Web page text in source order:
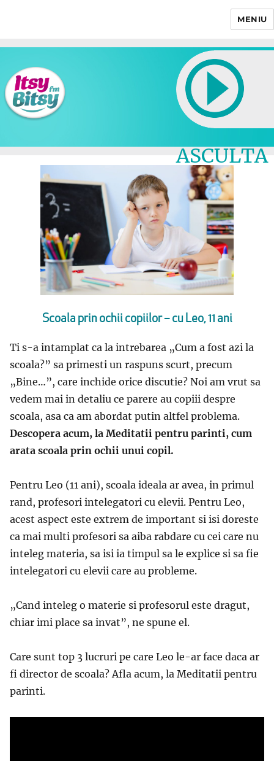
MENIU
ASCULTA
LIVE
Scoala prin ochii copiilor – cu Leo, 11 ani
Ti s-a intamplat ca la intrebarea „Cum a fost azi la
scoala?” sa primesti un raspuns scurt, precum
„Bine…”, care inchide orice discutie? Noi am vrut sa
vedem mai in detaliu ce parere au copiii despre
scoala, asa ca am abordat putin altfel problema.
Descopera acum, la Meditatii pentru parinti, cum
arata scoala prin ochii unui copil.
Pentru Leo (11 ani), scoala ideala ar avea, in primul
rand, profesori intelegatori cu elevii. Pentru Leo,
acest aspect este extrem de important si isi doreste
ca mai multi profesori sa aiba rabdare cu cei care nu
inteleg materia, sa isi ia timpul sa le explice si sa fie
intelegatori cu elevii care au probleme.
„Cand inteleg o materie si profesorul este dragut,
chiar imi place sa invat”, ne spune el.
Care sunt top 3 lucruri pe care Leo le-ar face daca ar
fi director de scoala? Afla acum, la Meditatii pentru
parinti.